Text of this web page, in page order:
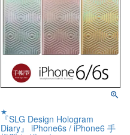
★
『SLG Design Hologram
Diary』 iPhone6s / iPhone6 手